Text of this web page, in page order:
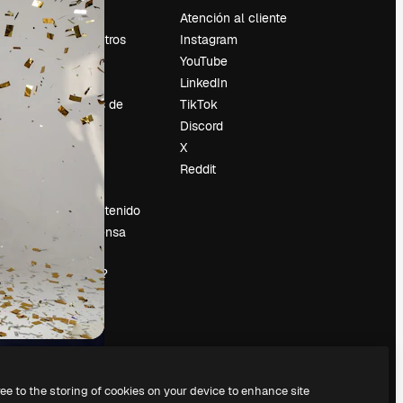
Precios
Sobre nosotros
Reviews
Empleo
Tendencias de
búsqueda
Eventos
Vender contenido
Sala de prensa
¿Buscas
magnific.ai?
Atención al cliente
Instagram
YouTube
LinkedIn
TikTok
Discord
X
Reddit
to the storing of cookies on your device to enhance site